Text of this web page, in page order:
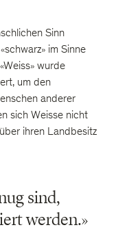
Sinn
im Sinne
wurde
um den
anderer
sich Weisse nicht
ihren Landbesitz
sind,
werden.»